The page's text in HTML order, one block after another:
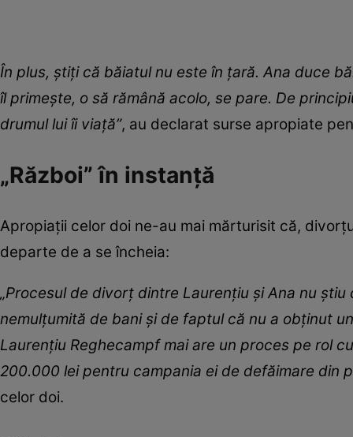
În plus, știți că băiatul nu este în țară. Ana duce
îl primește, o să rămână acolo, se pare. De
drumul lui îi viață”, au declarat surse apropiate
„Război” în instanță
Apropiații celor doi ne-au mai mărturisit că,
departe de a se încheia:
„Procesul de divorț dintre Laurențiu și Ana nu
nemulțumită de bani și de faptul că nu a obținut
Laurențiu Reghecampf mai are un proces pe rol
200.000 lei pentru campania ei de defăimare din
celor doi.